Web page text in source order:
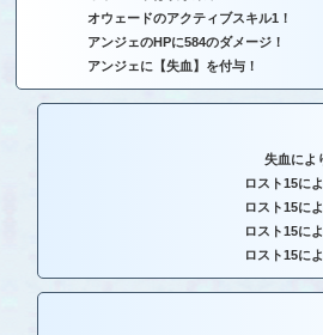
オウェードのアクティブスキル1！
アンジェのHPに584のダメージ！
アンジェに【失血】を付与！
失血によ
ロスト15に
ロスト15に
ロスト15に
ロスト15に